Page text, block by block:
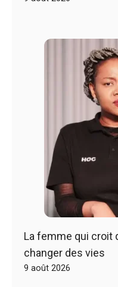
La femme qui croit
changer des vies
9 août 2026